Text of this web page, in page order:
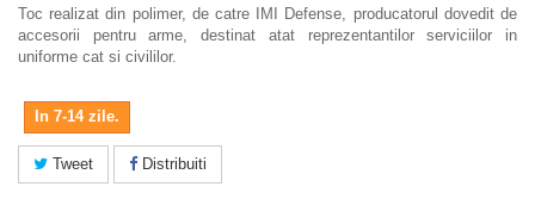
Toc realizat din polimer, de catre IMI Defense, producatorul dovedit de
accesorii pentru arme, destinat atat reprezentantilor serviciilor in
uniforme cat si civililor.
In 7-14 zile.
Tweet Distribuiti